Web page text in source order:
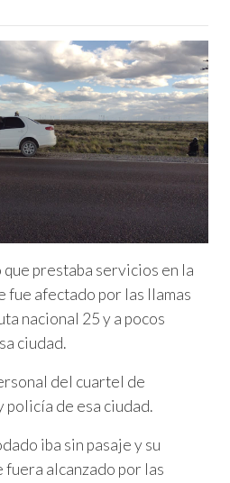
prestaba servicios en la
fue afectado por las llamas
nacional 25 y a pocos
ciudad.
del cuartel de
policía de esa ciudad.
iba sin pasaje y su
alcanzado por las